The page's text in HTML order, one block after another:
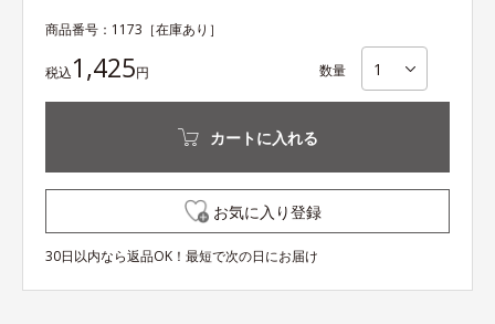
商品番号： 1173 ［在庫あり］
税込1,425円 数量
カートに入れる
お気に入り登録
30日以内なら返品OK！最短で次の日にお届け